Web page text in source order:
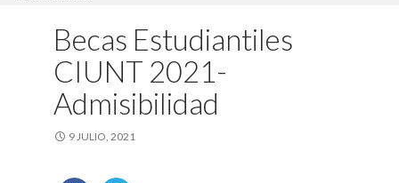
Becas Estudiantiles
CIUNT 2021-
Admisibilidad
9 JULIO, 2021